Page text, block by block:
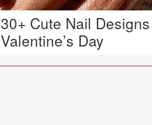
30+ Cute Nail
Valentine’s Day